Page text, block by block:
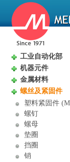
工业自动化部
机器元件
金属材料
螺丝及紧固件
塑料紧固件
螺钉
螺母
垫圈
挡圈
销